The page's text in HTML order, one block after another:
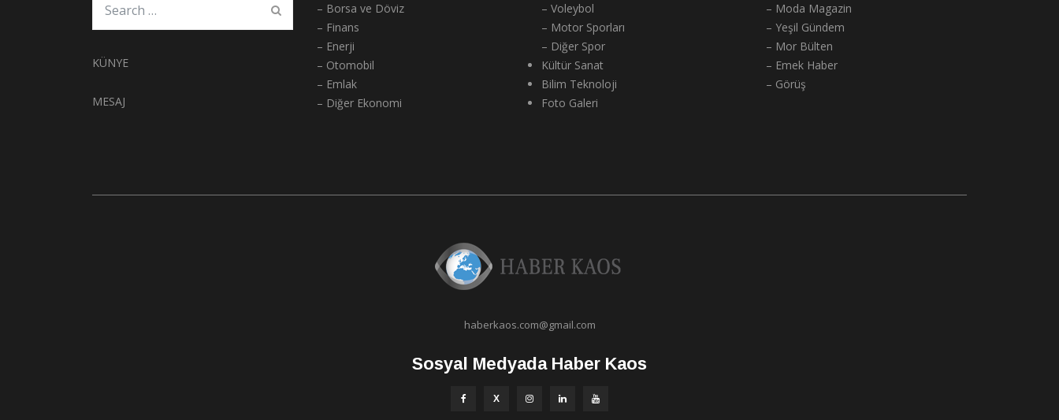
KÜNYE
MESAJ
– Borsa ve Döviz
– Finans
– Enerji
– Otomobil
– Emlak
– Diğer Ekonomi
– Voleybol
– Motor Sporları
– Diğer Spor
Kültür Sanat
Bilim Teknoloji
Foto Galeri
– Moda Magazin
– Yeşil Gündem
– Mor Bülten
– Emek Haber
– Görüş
haberkaos.com@gmail.com
Sosyal Medyada Haber Kaos